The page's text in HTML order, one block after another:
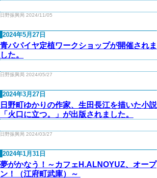
日野振興局 2024/11/05
2024年5月27日
青パパイヤ定植ワークショップが開催されま
した。
日野振興局 2024/05/27
2024年3月27日
日野町ゆかりの作家、生田長江を描いた小説
「火口に立つ。」が出版されました。
日野振興局 2024/03/27
2024年1月31日
夢がかなう！～カフェH.ALNOYUZ、オープ
ン！（江府町武庫）～ ​